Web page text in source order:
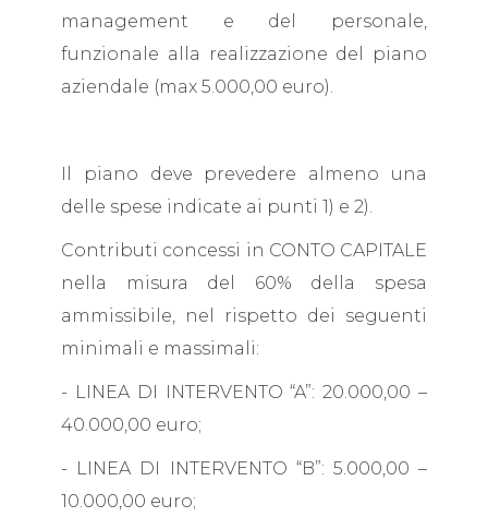
management e del personale,
funzionale alla realizzazione del piano
aziendale (max 5.000,00 euro).
Il piano deve prevedere almeno una
delle spese indicate ai punti 1) e 2).
Contributi concessi in CONTO CAPITALE
nella misura del 60% della spesa
ammissibile, nel rispetto dei seguenti
minimali e massimali:
- LINEA DI INTERVENTO “A”: 20.000,00 –
40.000,00 euro;
- LINEA DI INTERVENTO “B”: 5.000,00 –
10.000,00 euro;